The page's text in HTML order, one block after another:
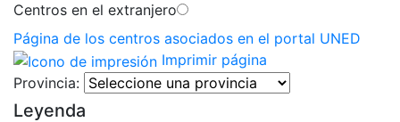
Centros en el extranjero
Página de los centros asociados en el portal UNED
Imprimir página
Provincia:
Leyenda